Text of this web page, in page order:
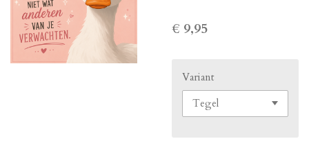
€ 9,95
Variant